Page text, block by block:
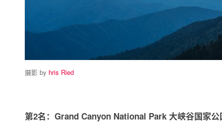
摄影 by hris Ried
第2名：Grand Canyon National Park 大峡谷国家公